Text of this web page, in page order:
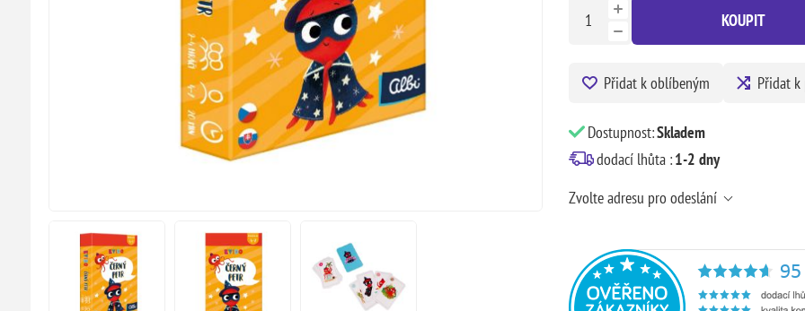
KOUPIT
Přidat k oblíbeným Přidat
Dostupnost:Skladem
dodací lhůta :1-2 dny
Zvolte adresu pro odeslání